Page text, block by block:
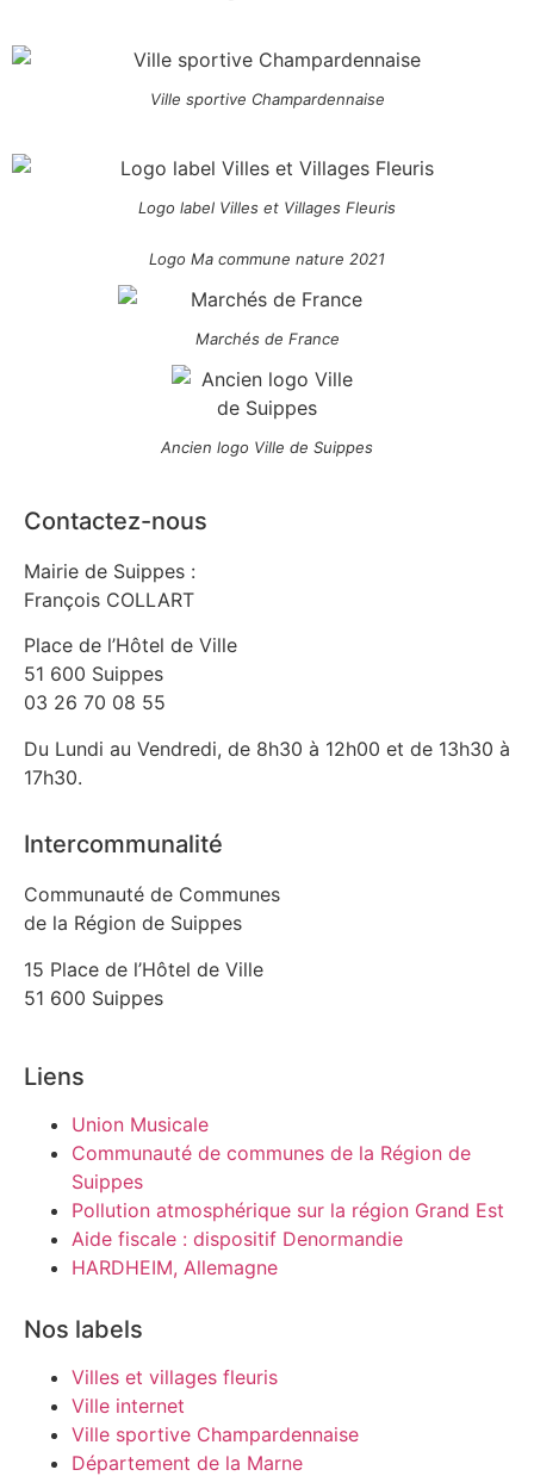
Ville sportive Champardennaise
Logo label Villes et Villages Fleuris
Logo Ma commune nature 2021
Marchés de France
Ancien logo Ville de Suippes
Contactez-nous
Mairie de Suippes :
François COLLART
Place de l’Hôtel de Ville
51 600 Suippes
03 26 70 08 55
Du Lundi au Vendredi, de 8h30 à 12h00 et de 13h30 à
17h30.
Intercommunalité
Communauté de Communes
de la Région de Suippes
15 Place de l’Hôtel de Ville
51 600 Suippes
Liens
Union Musicale
Communauté de communes de la Région de
Suippes
Pollution atmosphérique sur la région Grand Est
Aide fiscale : dispositif Denormandie
HARDHEIM, Allemagne
Nos labels
Villes et villages fleuris
Ville internet
Ville sportive Champardennaise
Département de la Marne